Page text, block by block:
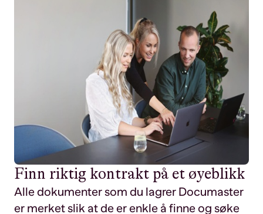
Finn riktig kontrakt på et øyeblikk
Alle dokumenter som du lagrer Documaster
er merket slik at de er enkle å finne og søke